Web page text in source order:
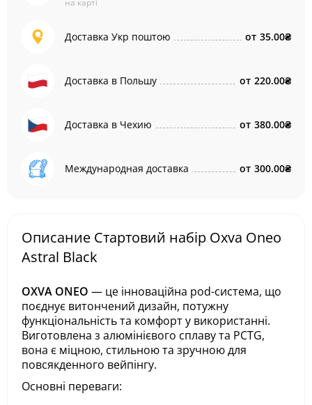
на карті
Доставка Укр поштою от 35.00₴
Доставка в Польшу от 220.00₴
Доставка в Чехию от 380.00₴
Международная доставка от 300.00₴
Описание Стартовий набір Oxva Oneo
Astral Black
OXVA ONEO — це інноваційна pod-система, що
поєднує витончений дизайн, потужну
функціональність та комфорт у використанні.
Виготовлена з алюмінієвого сплаву та PCTG,
вона є міцною, стильною та зручною для
повсякденного вейпінгу.
Основні переваги: